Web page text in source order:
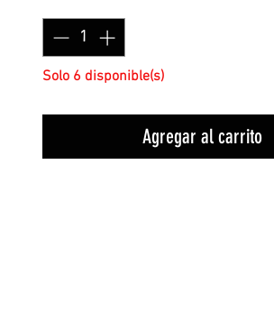
Solo 6 disponible(s)
Agregar al carrito